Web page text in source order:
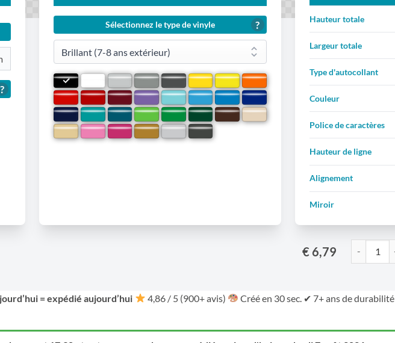
?
Sélectionnez le type de vinyle ? Hauteur totale
Largeur totale
Type d'autocollant
Couleur
Police de caractères
Hauteur de ligne
Alignement
Miroir
€ 6,79
= expédié aujourd’hui 4,86 / 5 (900+ avis) Créé en 30 sec. ✔ 7+ ans de durabilité